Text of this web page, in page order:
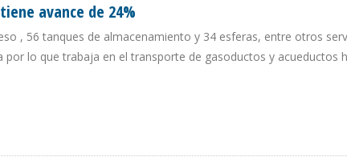
avance de 24%
, 56 tanques de almacenamiento y 34 esferas, entre otros
por lo que trabaja en el transporte de gasoductos y acueductos